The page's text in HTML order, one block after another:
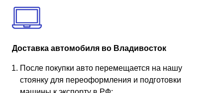
Доставка автомобиля во Владивосток
После покупки авто перемещается на нашу
стоянку для переоформления и подготовки